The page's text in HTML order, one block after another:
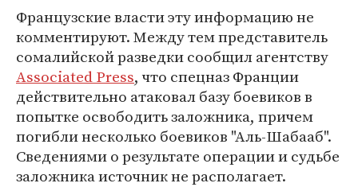
Французские власти эту информацию не
комментируют. Между тем представитель
сомалийской разведки сообщил агентству
Associated Press, что спецназ Франции
действительно атаковал базу боевиков в
попытке освободить заложника, причем
погибли несколько боевиков "Аль-Шабааб".
Сведениями о результате операции и судьбе
заложника источник не располагает.